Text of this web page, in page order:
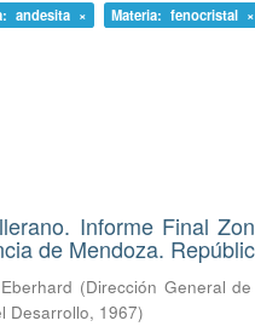
andesita × Materia: fenocristal ×
Informe Final
de Mendoza.
(Dirección General
Desarrollo, 1967)